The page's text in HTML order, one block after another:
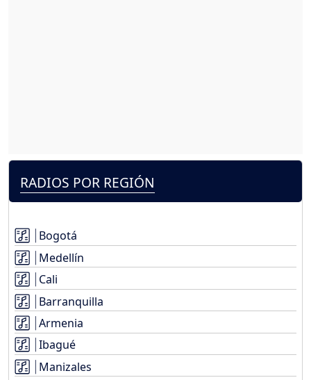
RADIOS POR REGIÓN
Bogotá
Medellín
Cali
Barranquilla
Armenia
Ibagué
Manizales